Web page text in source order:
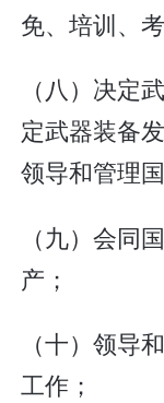
免、培训、
（八）决定
定武器装备
领导和管理
（九）会同
产；
（十）领导
工作；